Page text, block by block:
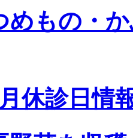
めもの・
休診日情